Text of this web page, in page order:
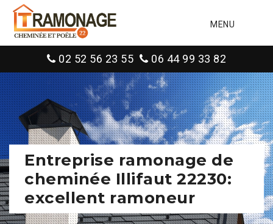
MENU
02 52 56 23 55 06 44 99 33 82
Entreprise ramonage de
cheminée Illifaut 22230:
excellent ramoneur